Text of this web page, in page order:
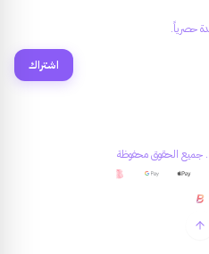
حصرياً.
اشتراك
. جميع الحقوق محفوظة